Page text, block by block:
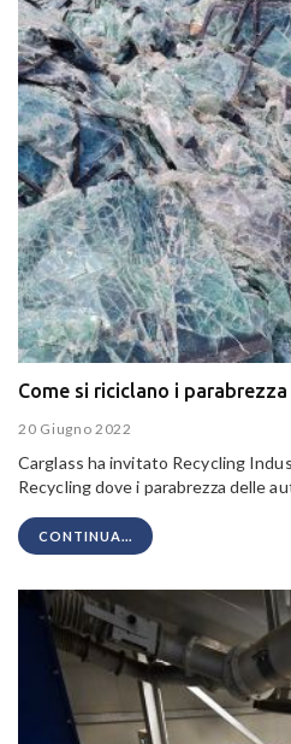
Come si riciclano i
20 Giugno 2022
Carglass ha invitato Recycling
Recycling dove i parabrezza delle
CONTINUA...